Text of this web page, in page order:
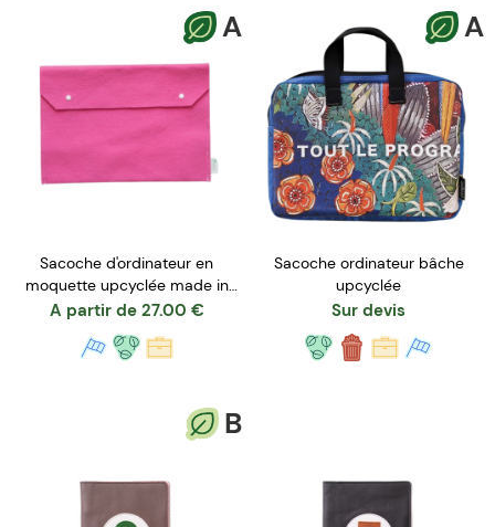
A
Sacoche d'ordinateur en
moquette upcyclée made in
France - TATIE SOPHIE
A partir de 27.00 €
A
Sacoche ordinateur bâche
upcyclée
Sur devis
B